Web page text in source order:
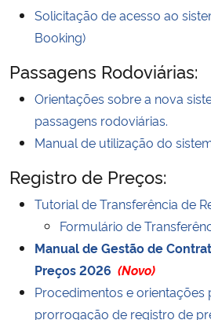
Solicitação de acesso ao
Booking)
Passagens Rodoviárias:
Orientações sobre a nova
passagens rodoviárias.
Manual de utilização do
Registro de Preços:
Tutorial de Transferência de
Formulário de
Manual de Gestão de
Preços 2026 (Novo)
Procedimentos e orientações
prorrogação de registro de